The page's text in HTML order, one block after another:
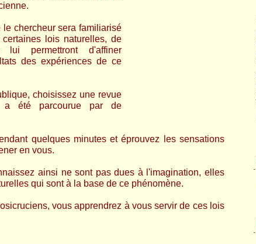
chercheur sera familiarisé
lois naturelles, de
lui permettront d'affiner
des expériences de ce
choisissez une revue
a été parcourue par de
quelques minutes et éprouvez les sensations
en vous.
ainsi ne sont pas dues à l'imagination, elles
qui sont à la base de ce phénomène.
vous apprendrez à vous servir de ces lois